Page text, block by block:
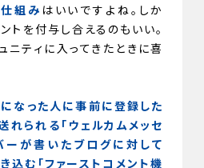
組み はいいですよね。しか
トを付与し合えるのもいい。
ニティに入ってきたときに喜
なった人に事前に登録した
れられる「ウェルカムメッセ
ーが書いたブログに対して
む「ファーストコメント機